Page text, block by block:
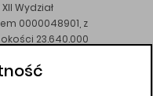
Wydział
0000048901, z
23.640.000
KNF z dnia